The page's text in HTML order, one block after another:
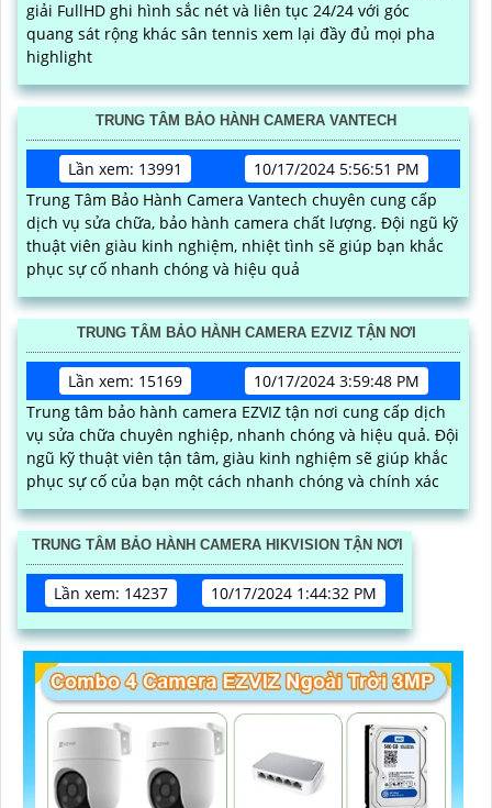
giải FullHD ghi hình sắc nét và liên tục 24/24 với góc
quang sát rộng khác sân tennis xem lại đầy đủ mọi pha
highlight
TRUNG TÂM BẢO HÀNH CAMERA VANTECH
Lần xem: 13991
10/17/2024 5:56:51 PM
Trung Tâm Bảo Hành Camera Vantech chuyên cung cấp
dịch vụ sửa chữa, bảo hành camera chất lượng. Đội ngũ kỹ
thuật viên giàu kinh nghiệm, nhiệt tình sẽ giúp bạn khắc
phục sự cố nhanh chóng và hiệu quả
TRUNG TÂM BẢO HÀNH CAMERA EZVIZ TẬN NƠI
Lần xem: 15169
10/17/2024 3:59:48 PM
Trung tâm bảo hành camera EZVIZ tận nơi cung cấp dịch
vụ sửa chữa chuyên nghiệp, nhanh chóng và hiệu quả. Đội
ngũ kỹ thuật viên tận tâm, giàu kinh nghiệm sẽ giúp khắc
phục sự cố của bạn một cách nhanh chóng và chính xác
TRUNG TÂM BẢO HÀNH CAMERA HIKVISION TẬN NƠI
Lần xem: 14237 10/17/2024 1:44:32 PM